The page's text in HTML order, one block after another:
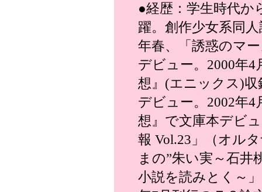
●経歴：学生時代か
躍。創作少女系同
年春、「誘惑のマ
デビュー。2000年
想』(エニックス)
デビュー。2002年4
想』で文庫本デビ
報 Vol.23」（オル
まの”朱い実～石井
小説を読みとく～